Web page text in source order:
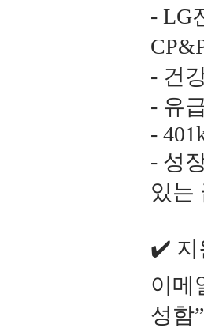
- LG
- 건
- 유
-
- 성
있는
✔️ 지
이메
성함